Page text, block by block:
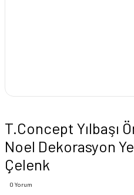
T.Concept Yılbaşı
Noel Dekorasyon
Çelenk
0 Yorum